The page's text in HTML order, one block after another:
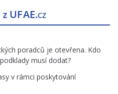
UFAE.cz
poradců je otevřena. Kdo
musí dodat?
v rámci poskytování